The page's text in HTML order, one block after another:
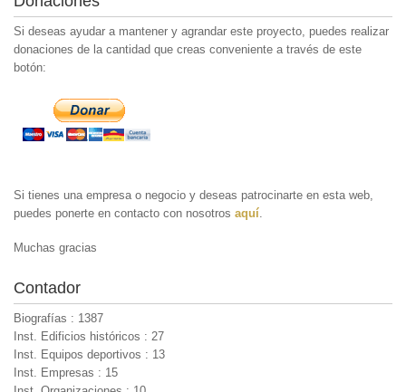
Si deseas ayudar a mantener y agrandar este proyecto, puedes realizar
donaciones de la cantidad que creas conveniente a través de este
botón:
Si tienes una empresa o negocio y deseas patrocinarte en esta web,
puedes ponerte en contacto con nosotros aquí
Muchas gracias
Contador
Biografías : 1387
Inst. Edificios históricos : 27
Inst. Equipos deportivos : 13
Inst. Empresas : 15